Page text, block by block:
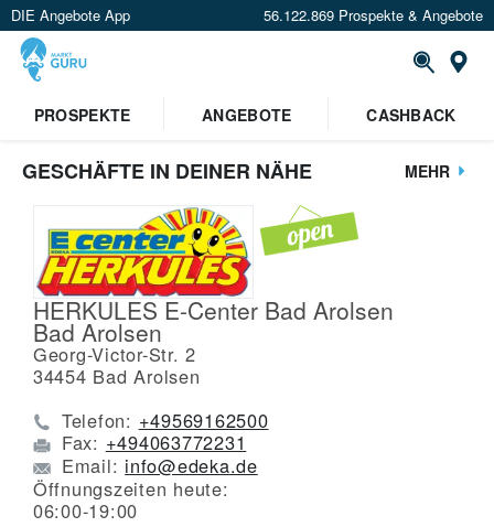
DIE Angebote App 56.122.869 Prospekte & Angebote
PROSPEKTE
ANGEBOTE CASHBACK
GESCHÄFTE IN DEINER NÄHE MEHR
HERKULES E-Center Bad Arolsen
Bad Arolsen
Georg-Victor-Str. 2
34454 Bad Arolsen
Telefon: +49569162500
Fax: +494063772231
Email: info@edeka.de
Öffnungszeiten heute:
06:00-19:00